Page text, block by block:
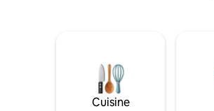
Cuisine